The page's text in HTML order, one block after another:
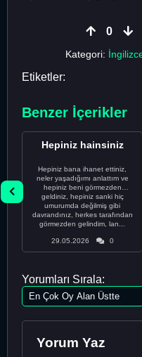
0
Kategori:
Etiketler:
Benzer İçerikler
Hepiniz hainsiniz
Hepiniz bana ihanet ettiniz,
neler yaşadığımı anlattım ve
hepiniz beni görmezden
geldiniz, hepiniz sanki hiç
umurumda değilmiş gibi
davrandınız, herkes tarafından
görmezden gelindim, lan...
29.05.2026 0
Yorumları Sırala:
Yorum Yaz